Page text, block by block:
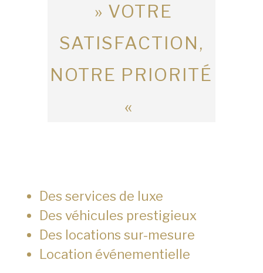
» VOTRE
SATISFACTION,
NOTRE PRIORITÉ
«
Des services de luxe
Des véhicules prestigieux
Des locations sur-mesure
Location événementielle